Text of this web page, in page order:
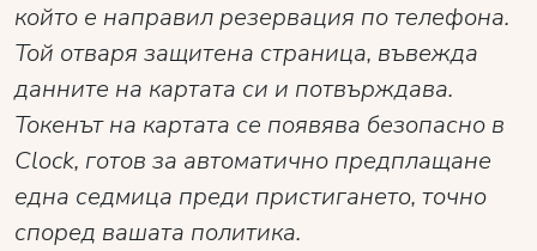
който е направил резервация по телефона.
Той отваря защитена страница, въвежда
данните на картата си и потвърждава.
Токенът на картата се появява безопасно в
Clock, готов за автоматично предплащане
една седмица преди пристигането, точно
според вашата политика.